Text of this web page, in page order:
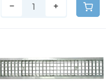
− +